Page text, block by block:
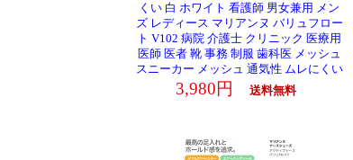
くい 白 ホワイト 看護師 男女兼用 メン
ズ レディース マリアンヌ バリュフロー
ト V102 病院 介護士 クリニック 医療用
医師 医者 靴 事務 制服 歯科医 メッシュ
スニーカー メッシュ 通気性 ムレにくい
3,980円 送料無料